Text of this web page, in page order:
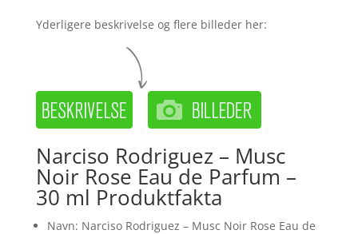
Yderligere beskrivelse og flere billeder her:
Narciso Rodriguez – Musc
Noir Rose Eau de Parfum –
30 ml Produktfakta
Navn: Narciso Rodriguez – Musc Noir Rose Eau de